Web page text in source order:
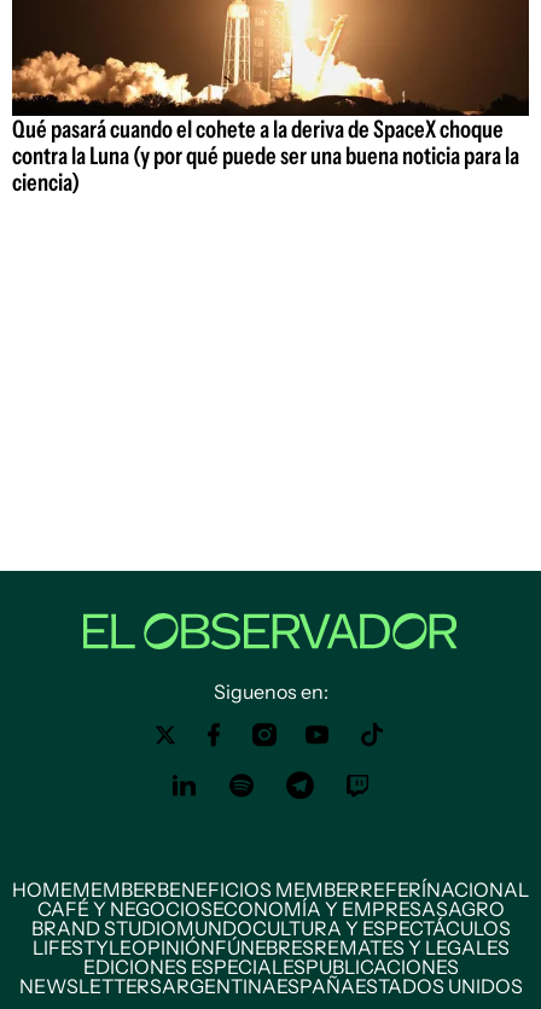
Qué pasará cuando el cohete a la deriva de SpaceX choque
contra la Luna (y por qué puede ser una buena noticia para la
ciencia)
Siguenos en:
HOMEMEMBERBENEFICIOS MEMBERREFERÍNACIONAL
CAFÉ Y NEGOCIOSECONOMÍA Y EMPRESASAGRO
BRAND STUDIOMUNDOCULTURA Y ESPECTÁCULOS
LIFESTYLEOPINIÓNFÚNEBRESREMATES Y LEGALES
EDICIONES ESPECIALESPUBLICACIONES
NEWSLETTERSARGENTINAESPAÑAESTADOS UNIDOS